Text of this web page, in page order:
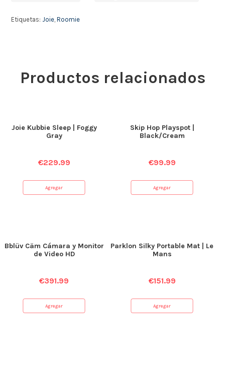
Etiquetas: Joie,Roomie
Productos relacionados
Joie Kubbie Sleep | Foggy
Gray
€229.99
Agregar
Skip Hop Playspot |
Black/Cream
€99.99
Agregar
Bblüv Cäm Cámara y Monitor
de Video HD
€391.99
Agregar
Parklon Silky Portable Mat | Le
Mans
€151.99
Agregar